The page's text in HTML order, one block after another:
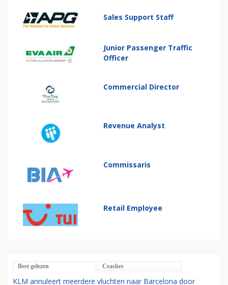
Sales Support Staff
Junior Passenger Traffic
Officer
Commercial Director
Revenue Analyst
Commissaris
Retail Employee
Best gelezen Crashes
KLM annuleert meerdere vluchten naar Barcelona door